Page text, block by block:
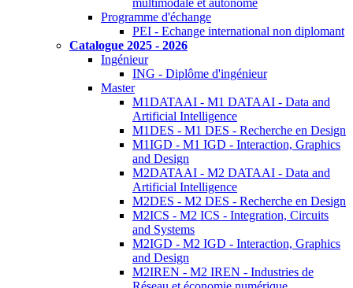
multimodale et autonome
Programme d'échange
PEI - Echange international non diplomant
Catalogue 2025 - 2026
Ingénieur
ING - Diplôme d'ingénieur
Master
M1DATAAI - M1 DATAAI - Data and
Artificial Intelligence
M1DES - M1 DES - Recherche en Design
M1IGD - M1 IGD - Interaction, Graphics
and Design
M2DATAAI - M2 DATAAI - Data and
Artificial Intelligence
M2DES - M2 DES - Recherche en Design
M2ICS - M2 ICS - Integration, Circuits
and Systems
M2IGD - M2 IGD - Interaction, Graphics
and Design
M2IREN - M2 IREN - Industries de